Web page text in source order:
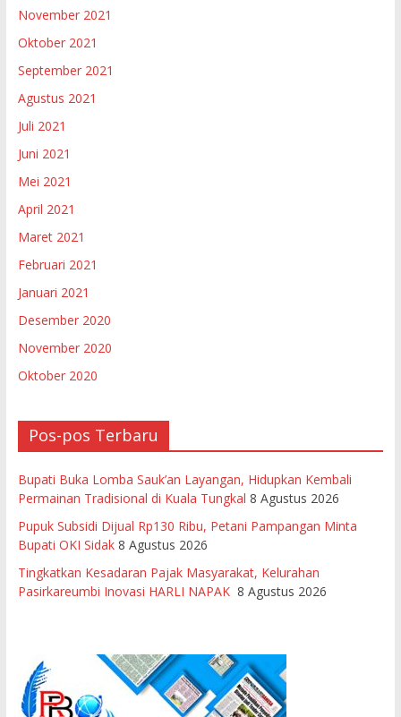
November 2021
Oktober 2021
September 2021
Agustus 2021
Juli 2021
Juni 2021
Mei 2021
April 2021
Maret 2021
Februari 2021
Januari 2021
Desember 2020
November 2020
Oktober 2020
Pos-pos Terbaru
Bupati Buka Lomba Sauk’an Layangan, Hidupkan Kembali
Permainan Tradisional di Kuala Tungkal 8 Agustus 2026
Pupuk Subsidi Dijual Rp130 Ribu, Petani Pampangan Minta
Bupati OKI Sidak 8 Agustus 2026
Tingkatkan Kesadaran Pajak Masyarakat, Kelurahan
Pasirkareumbi Inovasi HARLI NAPAK 8 Agustus 2026